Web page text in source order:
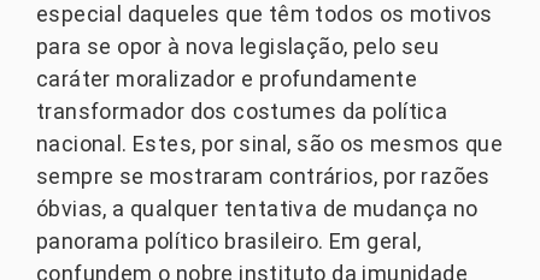
especial daqueles que têm todos os motivos
para se opor à nova legislação, pelo seu
caráter moralizador e profundamente
transformador dos costumes da política
nacional. Estes, por sinal, são os mesmos que
sempre se mostraram contrários, por razões
óbvias, a qualquer tentativa de mudança no
panorama político brasileiro. Em geral,
confundem o nobre instituto da imunidade